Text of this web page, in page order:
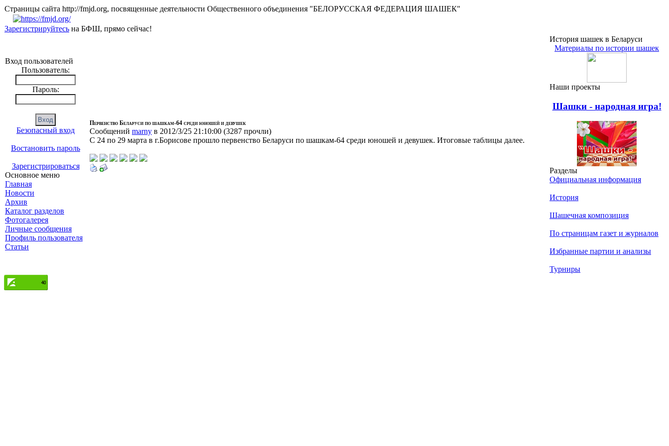
Страницы сайта http://fmjd.org, посвященные деятельности Общественного объединения "БЕЛОРУССКАЯ ФЕДЕРАЦИЯ ШАШЕК"
Зарегистрируйтесь на БФШ, прямо сейчас!
Вход пользователей
Пользователь:
Пароль:
Безопасный вход
Востановить пароль
Зарегистрироваться
Основное меню
Главная
Новости
Архив
Каталог разделов
Фотогалерея
Личные сообщения
Профиль пользователя
Статьи
Первенство Беларуси по шашкам-64 среди юношей и девушек
Сообщений marny в 2012/3/25 21:10:00 (3287 прочли)
С 24 по 29 марта в г.Борисове прошло первенство Беларуси по шашкам-64 среди юношей и девушек. Итоговые таблицы далее.
История шашек в Беларуси
Материалы по истории шашек
Наши проекты
Шашки - народная игра!
Разделы
Официальная информация
История
Шашечная композиция
По страницам газет и журналов
Избранные партии и анализы
Турниры